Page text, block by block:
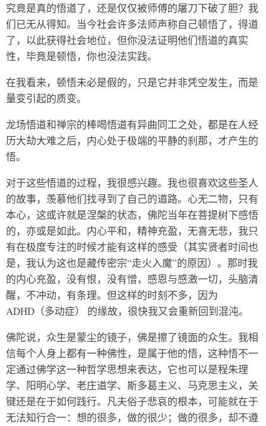
究竟是真的悟道了，还是仅仅被师傅的屠刀下破了胆？我
们已无从得知。当今社会许多法师声称自己顿悟了，得道
了，以此获得社会地位，但你没法证明他们悟道的真实
性，毕竟是顿悟，你也没法实践。
在我看来，顿悟未必是假的，只是它并非凭空发生，而是
量变引起的质变。
龙场悟道和禅宗的棒喝悟道有异曲同工之处，都是在人经
历大劫大难之后，内心处于极端的平静的刹那，才产生的
悟。
对于这些悟道的过程，我很感兴趣。我也很喜欢这些圣人
的故事，羡慕他们找寻到了自己的道路。心无二物，只有
本心，这或许就是涅槃的状态，佛陀当年在菩提树下感悟
的，亦或是如此。内心平和，精神充盈，无喜无悲，我只
有在极度专注的时候才能有这样的感受（其实贤者时间也
是，我认为这也是藏传密宗“走火入魔”的原因）。那时我
的内心充盈，没有恨，没有憎，感恩与感激一切，头脑清
醒，不冲动，有条理。但这样的时刻不多，因为
ADHD（多动症） 的缘故，很快我又会重新回到混沌。
佛陀说，众生是蒙尘的镜子，佛是擦了镜面的众生。我相
信每个人身上都有一种佛性，是属于他的悟，这种悟不一
定通过佛学这一种哲学思想来表达，它也可以是程朱理
学、阳明心学、老庄道学、斯多葛主义、马克思主义，关
键还是在于如何践行。凡夫俗子悲哀的根本，可能就在于
无法知行合一：想的很多，做的很少；做的很多，却不遵